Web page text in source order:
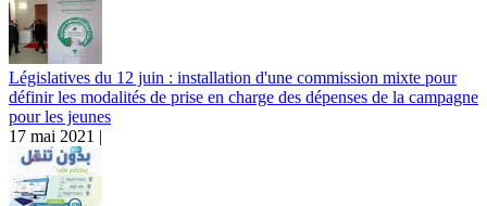
Législatives du 12 juin : installation d'une commission mixte pour
définir les modalités de prise en charge des dépenses de la campagne
pour les jeunes
17 mai 2021 |